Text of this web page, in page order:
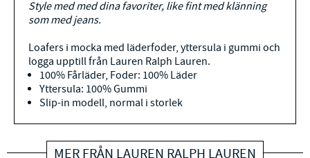
Style med med dina favoriter, like fint med klänning
som med jeans.
Loafers i mocka med läderfoder, yttersula i gummi och
logga upptill från Lauren Ralph Lauren.
100% Fårläder, Foder: 100% Läder
Yttersula: 100% Gummi
Slip-in modell, normal i storlek
MER FRÅN LAUREN RALPH LAUREN